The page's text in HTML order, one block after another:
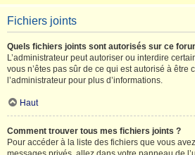
Fichiers joints
Quels fichiers joints sont autorisés sur ce
L’administrateur peut autoriser ou interdire
vous n’êtes pas sûr de ce qui est autorisé à être
l’administrateur pour plus d’informations.
Haut
Comment trouver tous mes fichiers joints ?
Pour accéder à la liste des fichiers que vous